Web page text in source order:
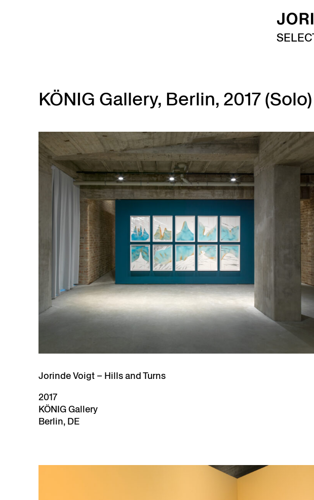
KÖNIG Gallery, Berlin, 2017 (Solo)
Jorinde Voigt – Hills and Turns
2017
KÖNIG Gallery
Berlin, DE